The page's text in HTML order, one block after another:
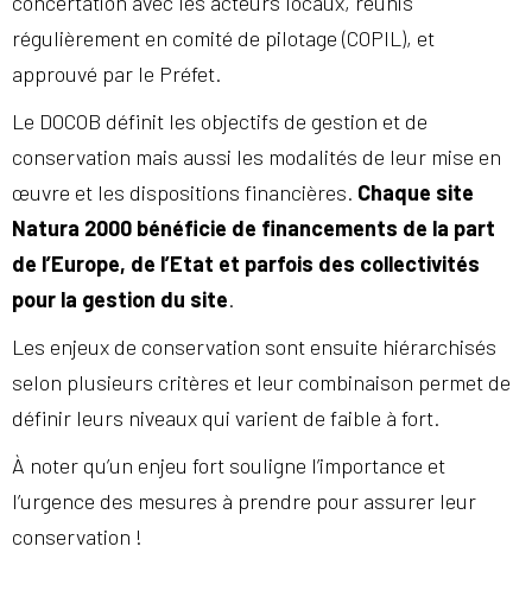
régulièrement en comité de pilotage (COPIL), et
approuvé par le Préfet.
Le DOCOB définit les objectifs de gestion et de
conservation mais aussi les modalités de leur mise en
œuvre et les dispositions financières. Chaque site
Natura 2000 bénéficie de financements de la part
de l’Europe, de l’Etat et parfois des collectivités
pour la gestion du site.
Les enjeux de conservation sont ensuite hiérarchisés
selon plusieurs critères et leur combinaison permet de
définir leurs niveaux qui varient de faible à fort.
À noter qu’un enjeu fort souligne l’importance et
l’urgence des mesures à prendre pour assurer leur
conservation !